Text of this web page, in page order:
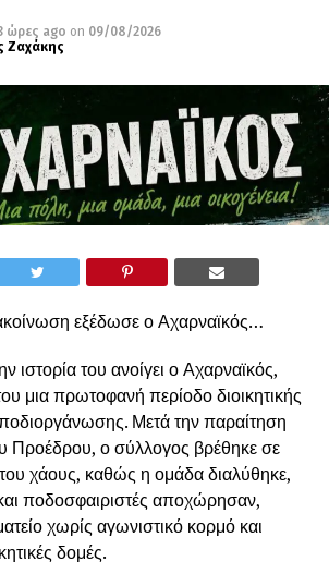
ώρες ago on 09/08/2026
Ζαχάκης
εξέδωσε ο Αχαρναϊκός…
ιστορία του ανοίγει ο Αχαρναϊκός,
μια πρωτοφανή περίοδο διοικητικής
Μετά την παραίτηση
Προέδρου, ο σύλλογος βρέθηκε σε
χάους, καθώς η ομάδα διαλύθηκε,
ποδοσφαιριστές αποχώρησαν,
χωρίς αγωνιστικό κορμό και
δομές.